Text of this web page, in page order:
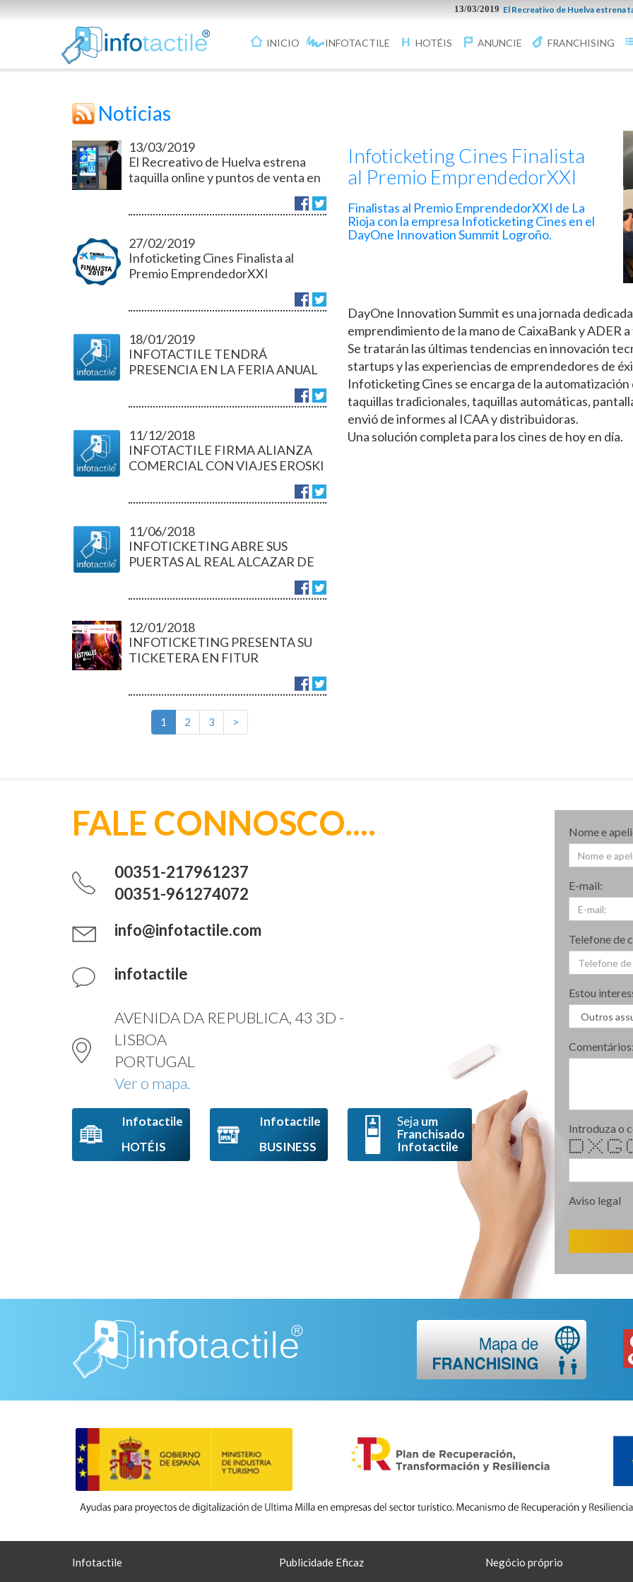
13/03/2019 El Recreativo de Huelva estrena
INICIO INFOTACTILE HOTÉIS ANUNCIE FRANCHISING
Noticias
13/03/2019
El Recreativo de Huelva estrena
taquilla online y puntos de venta en
27/02/2019
Infoticketing Cines Finalista al
Premio EmprendedorXXI
18/01/2019
INFOTACTILE TENDRÁ
PRESENCIA EN LA FERIA ANUAL
11/12/2018
INFOTACTILE FIRMA ALIANZA
COMERCIAL CON VIAJES EROSKI
11/06/2018
INFOTICKETING ABRE SUS
PUERTAS AL REAL ALCAZAR DE
12/01/2018
INFOTICKETING PRESENTA SU
TICKETERA EN FITUR
1 2 3 >
Infoticketing Cines Finalista
al Premio EmprendedorXXI
Finalistas al Premio EmprendedorXXI de La
Rioja con la empresa Infoticketing Cines en el
DayOne Innovation Summit Logroño.
DayOne Innovation Summit es una jornada
emprendimiento de la mano de CaixaBank y ADER
Se tratarán las últimas tendencias en innovación
startups y las experiencias de emprendedores de
Infoticketing Cines se encarga de la automatización
taquillas tradicionales, taquillas automáticas,
envió de informes al ICAA y distribuidoras.
Una solución completa para los cines de hoy en día.
FALE CONNOSCO....
00351-217961237
00351-961274072
info@infotactile.com
infotactile
AVENIDA DA REPUBLICA, 43 3D -
LISBOA
PORTUGAL
Ver o mapa.
Infotactile
HOTÉIS
Infotactile
BUSINESS
Seja um
Franchisado
Infotactile
Nome e
E-mail:
Telefone de
Estou
Comentários:
Introduza o
****** * * *****
* * * * * *
* * * *
* * * *
* * * * *
* * * * * *
****** * * *****
Aviso legal
Infotactile Publicidade Eficaz Negócio próprio